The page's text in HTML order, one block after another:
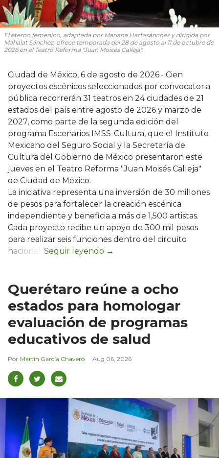
El eterno femenino, adaptada por Mariana Hartasánchez y dirigida por
Mahalat Sánchez, ofrece temporada del 28 de agosto al 11 de octubre de
2026 en el Teatro Reforma "Juan Moisés Calleja".
Ciudad de México, 6 de agosto de 2026.- Cien
proyectos escénicos seleccionados por convocatoria
pública recorrerán 31 teatros en 24 ciudades de 21
estados del país entre agosto de 2026 y marzo de
2027, como parte de la segunda edición del
programa Escenarios IMSS-Cultura, que el Instituto
Mexicano del Seguro Social y la Secretaría de
Cultura del Gobierno de México presentaron este
jueves en el Teatro Reforma "Juan Moisés Calleja"
de Ciudad de México.
La iniciativa representa una inversión de 30 millones
de pesos para fortalecer la creación escénica
independiente y beneficia a más de 1,500 artistas.
Cada proyecto recibe un apoyo de 300 mil pesos
para realizar seis funciones dentro del circuito
nacional.
Querétaro reúne a ocho
estados para homologar
evaluación de programas
educativos de salud
Martín García Chavero Aug 06, 2026